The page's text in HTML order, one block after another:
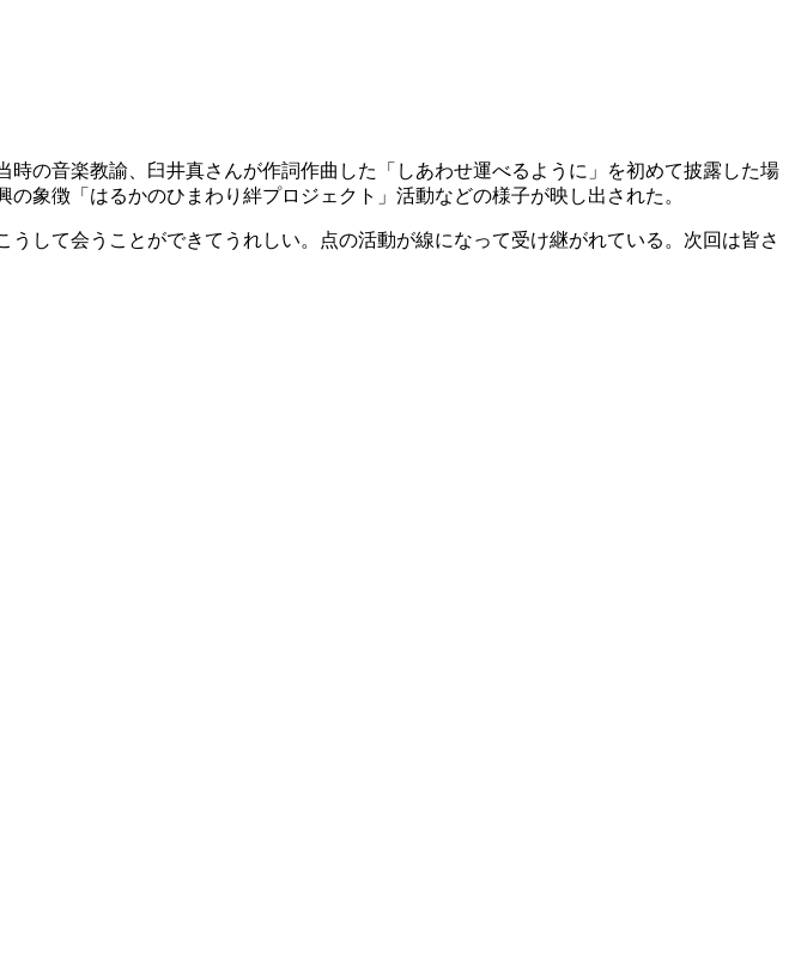
の音楽教諭、臼井真さんが作詞作曲した「しあわせ運べるように」を初めて披露した場
象徴「はるかのひまわり絆プロジェクト」活動などの様子が映し出された。
して会うことができてうれしい。点の活動が線になって受け継がれている。次回は皆さ